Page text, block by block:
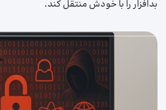
بدافزار را با خودش منتقل کند.